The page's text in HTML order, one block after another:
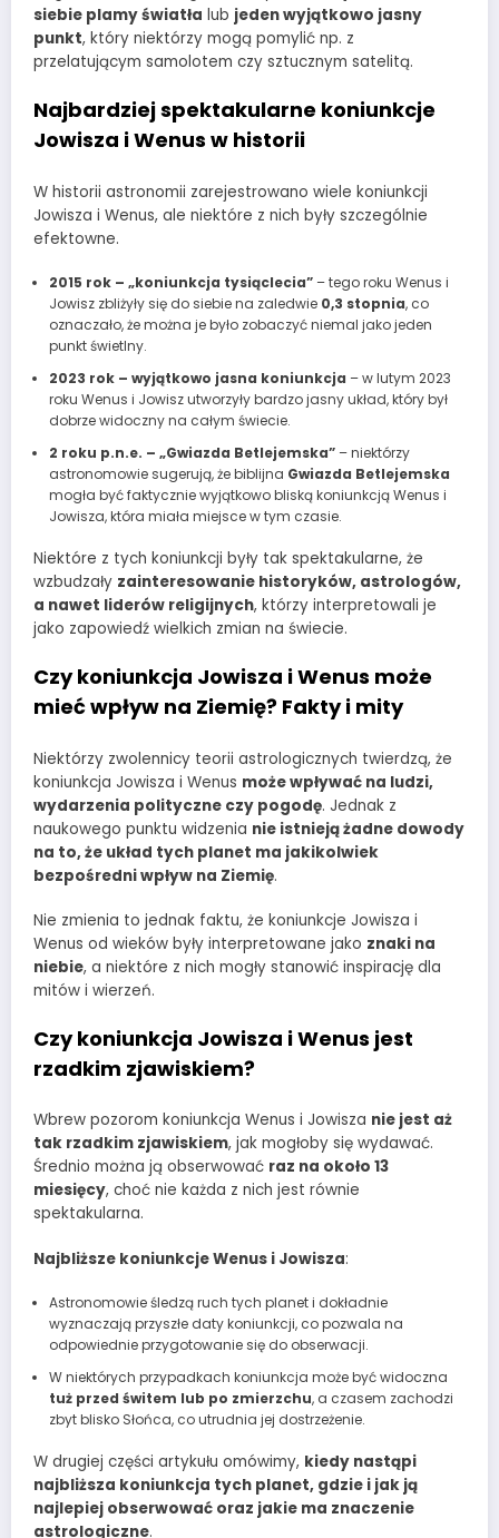
siebie plamy światła lub jeden wyjątkowo jasny
punkt, który niektórzy mogą pomylić np. z
przelatującym samolotem czy sztucznym satelitą.
Najbardziej spektakularne koniunkcje
Jowisza i Wenus w historii
W historii astronomii zarejestrowano wiele koniunkcji
Jowisza i Wenus, ale niektóre z nich były szczególnie
efektowne.
2015 rok – „koniunkcja tysiąclecia”– tego roku Wenus i
Jowisz zbliżyły się do siebie na zaledwie 0,3 stopnia, co
oznaczało, że można je było zobaczyć niemal jako jeden
punkt świetlny.
2023 rok – wyjątkowo jasna koniunkcja – w lutym 2023
roku Wenus i Jowisz utworzyły bardzo jasny układ, który był
dobrze widoczny na całym świecie.
2 roku p.n.e. – „Gwiazda Betlejemska”– niektórzy
astronomowie sugerują, że biblijna Gwiazda Betlejemska
mogła być faktycznie wyjątkowo bliską koniunkcją Wenus i
Jowisza, która miała miejsce w tym czasie.
Niektóre z tych koniunkcji były tak spektakularne, że
wzbudzały zainteresowanie historyków, astrologów,
a nawet liderów religijnych, którzy interpretowali je
jako zapowiedź wielkich zmian na świecie.
Czy koniunkcja Jowisza i Wenus może
mieć wpływ na Ziemię? Fakty i mity
Niektórzy zwolennicy teorii astrologicznych twierdzą, że
koniunkcja Jowisza i Wenus może wpływać na ludzi,
wydarzenia polityczne czy pogodę. Jednak z
naukowego punktu widzenia nie istnieją żadne dowody
na to, że układ tych planet ma jakikolwiek
bezpośredni wpływ na Ziemię.
Nie zmienia to jednak faktu, że koniunkcje Jowisza i
Wenus od wieków były interpretowane jako znaki na
niebie, a niektóre z nich mogły stanowić inspirację dla
mitów i wierzeń.
Czy koniunkcja Jowisza i Wenus jest
rzadkim zjawiskiem?
Wbrew pozorom koniunkcja Wenus i Jowisza nie jest aż
tak rzadkim zjawiskiem, jak mogłoby się wydawać.
Średnio można ją obserwować raz na około 13
miesięcy, choć nie każda z nich jest równie
spektakularna.
Najbliższe koniunkcje Wenus i Jowisza:
Astronomowie śledzą ruch tych planet i dokładnie
wyznaczają przyszłe daty koniunkcji, co pozwala na
odpowiednie przygotowanie się do obserwacji.
W niektórych przypadkach koniunkcja może być widoczna
tuż przed świtem lub po zmierzchu, a czasem zachodzi
zbyt blisko Słońca, co utrudnia jej dostrzeżenie.
W drugiej części artykułu omówimy, kiedy nastąpi
najbliższa koniunkcja tych planet, gdzie i jak ją
najlepiej obserwować oraz jakie ma znaczenie
astrologiczne.